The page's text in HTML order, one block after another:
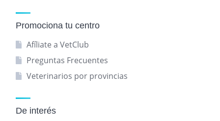
Promociona tu centro
Afíliate a VetClub
Preguntas Frecuentes
Veterinarios por provincias
De interés